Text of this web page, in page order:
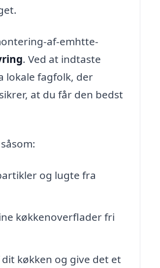
af-emhtte-
. Ved at indtaste
lokale fagfolk, der
at du får den bedst
og lugte fra
køkkenoverflader fri
køkken og give det et